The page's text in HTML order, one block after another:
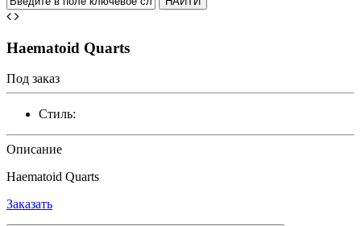
Haematoid Quarts
Под заказ
Стиль:
Описание
Haematoid Quarts
Заказать